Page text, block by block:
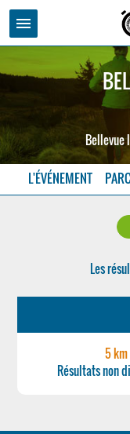
menu
Bellevue
L'ÉVÉNEMENT
Les
5 km
Résultats non